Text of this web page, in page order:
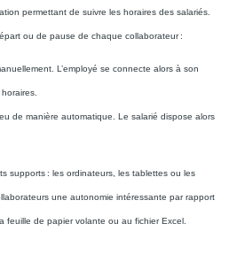
permettant de suivre les horaires des salariés.
ou de pause de chaque collaborateur :
L’employé se connecte alors à son
de manière automatique. Le salarié dispose alors
supports : les ordinateurs, les tablettes ou les
une autonomie intéressante par rapport
feuille de papier volante ou au fichier Excel.